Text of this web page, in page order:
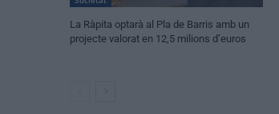
La Ràpita optarà al Pla de Barris amb un
projecte valorat en 12,5 milions d’euros